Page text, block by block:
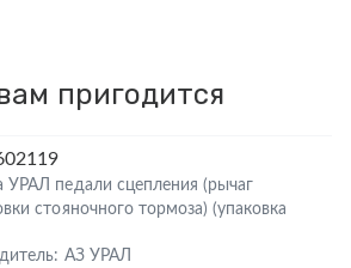
пригодится
УРАЛ педали сцепления (рычаг
стояночного тормоза) (упаковка
АЗ УРАЛ